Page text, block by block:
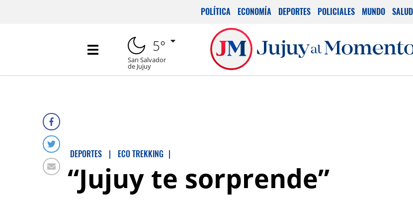
POLÍTICA ECONOMÍA DEPORTES POLICIALES MUNDO SALUD
5°
San Salvador
de Jujuy
DEPORTES | ECO TREKKING |
“Jujuy te sorprende”